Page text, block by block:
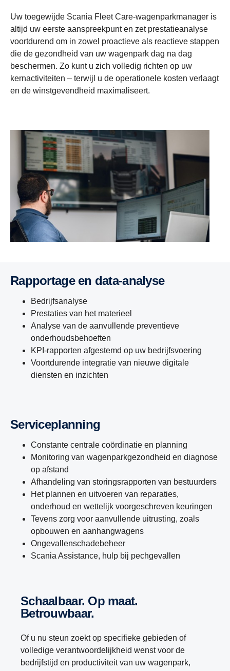
Uw toegewijde Scania Fleet Care-wagenparkmanager is
altijd uw eerste aanspreekpunt en zet prestatieanalyse
voortdurend om in zowel proactieve als reactieve stappen
die de gezondheid van uw wagenpark dag na dag
beschermen. Zo kunt u zich volledig richten op uw
kernactiviteiten – terwijl u de operationele kosten verlaagt
en de winstgevendheid maximaliseert.
Rapportage en data-analyse
Bedrijfsanalyse
Prestaties van het materieel
Analyse van de aanvullende preventieve
onderhoudsbehoeften
KPI-rapporten afgestemd op uw bedrijfsvoering
Voortdurende integratie van nieuwe digitale
diensten en inzichten
Serviceplanning
Constante centrale coördinatie en planning
Monitoring van wagenparkgezondheid en diagnose
op afstand
Afhandeling van storingsrapporten van bestuurders
Het plannen en uitvoeren van reparaties,
onderhoud en wettelijk voorgeschreven keuringen
Tevens zorg voor aanvullende uitrusting, zoals
opbouwen en aanhangwagens
Ongevallenschadebeheer
Scania Assistance, hulp bij pechgevallen
Schaalbaar. Op maat.
Betrouwbaar.
Of u nu steun zoekt op specifieke gebieden of
volledige verantwoordelijkheid wenst voor de
bedrijfstijd en productiviteit van uw wagenpark,